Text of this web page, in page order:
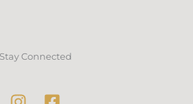
Stay Connected